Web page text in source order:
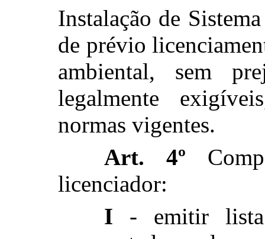
Instalação de
de prévio
ambiental, sem
legalmente
normas vigentes.
Art. 4º
licenciador:
I - emitir lista